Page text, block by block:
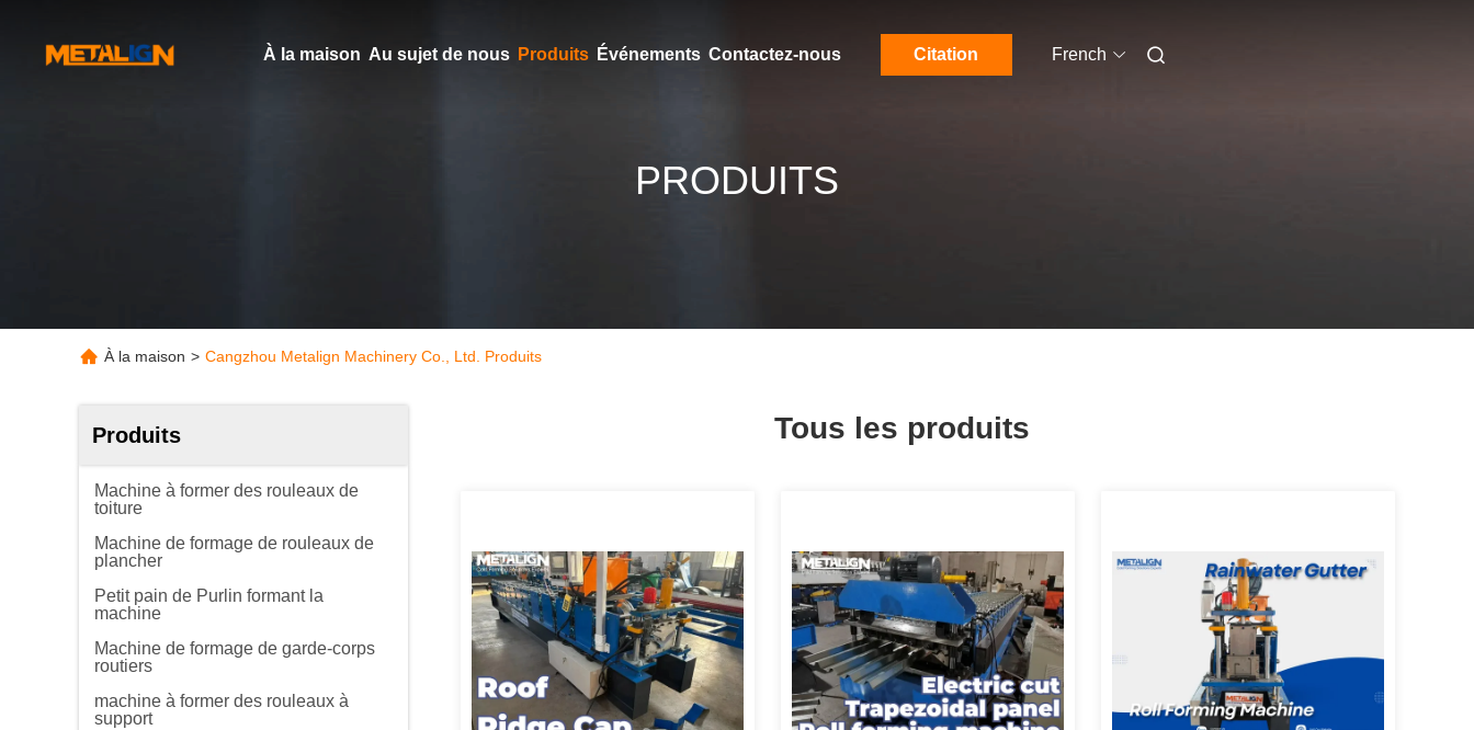
À la maison Au sujet de nous Produits Événements Contactez-nous Citation French
PRODUITS
À la maison > Cangzhou Metalign Machinery Co., Ltd. Produits
Produits
Machine à former des rouleaux de
toiture
Machine de formage de rouleaux de
plancher
Petit pain de Purlin formant la
machine
Machine de formage de garde-corps
routiers
machine à former des rouleaux à
support
Tous les produits